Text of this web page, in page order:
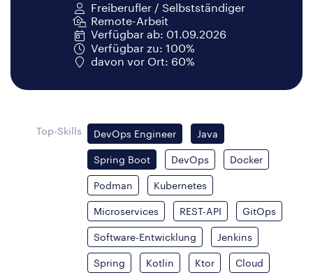
Freiberufler / Selbstständiger
Remote-Arbeit
Verfügbar ab: 01.09.2026
Verfügbar zu: 100%
davon vor Ort: 60%
Top-Skills DevOps Engineer Java
Spring Boot DevOps Docker
Podman Kubernetes
Microservices REST-API GitOps
Software-Entwicklung Jenkins
Spring Kotlin Ktor Cloud